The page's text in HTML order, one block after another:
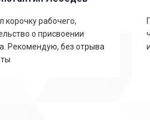
корочку рабочего,
о присвоении
Рекомендую, без отрыва